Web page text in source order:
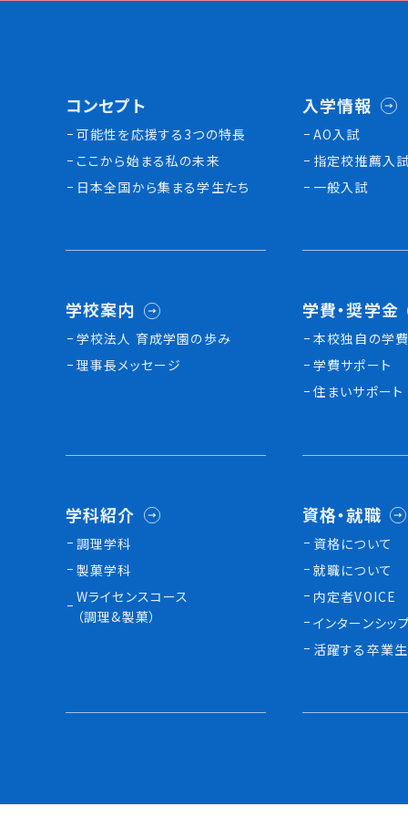
コンセプト
可能性を応援する3つの特長
ここから始まる私の未来
日本全国から集まる学生たち
入学情報
AO入試
指定校推薦入
一般入試
学校案内
学校法人 育成学園の歩み
理事長メッセージ
学費・奨学金
本校独⾃の学
学費サポート
住まいサポート
学科紹介
調理学科
製菓学科
Wライセンスコース
（調理&製菓）
資格・就職
資格について
就職について
内定者VOICE
インターンシッ
活躍する卒業生